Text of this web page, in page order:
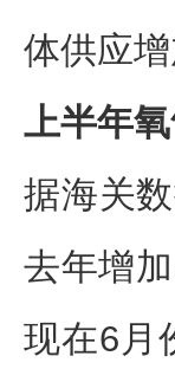
体供应
上半年
据海关
去年增
现在6月